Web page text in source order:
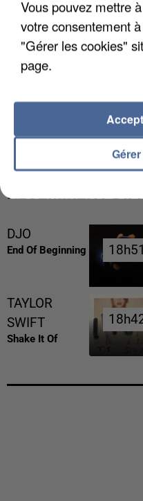
L’UN DES
MAFIA INTERPELLÉ
RÉCEMMENT
DJO
End Of Beginning 18h51
18h51
TAYLOR
SWIFT
Shake It Of
Vous pouvez mettre
votre consentement
"Gérer les cookies"
page.